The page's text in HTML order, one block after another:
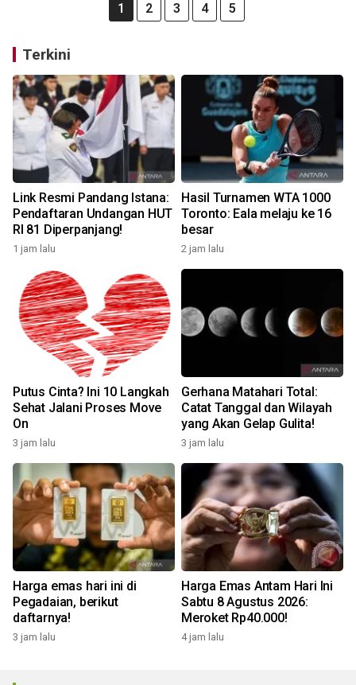
1 2 3 4 5
Terkini
Link Resmi Pandang Istana:
Pendaftaran Undangan HUT
RI 81 Diperpanjang!
1 jam lalu
Hasil Turnamen WTA 1000
Toronto: Eala melaju ke 16
besar
2 jam lalu
Putus Cinta? Ini 10 Langkah
Sehat Jalani Proses Move
On
3 jam lalu
Gerhana Matahari Total:
Catat Tanggal dan Wilayah
yang Akan Gelap Gulita!
3 jam lalu
Harga emas hari ini di
Pegadaian, berikut
daftarnya!
3 jam lalu
Harga Emas Antam Hari Ini
Sabtu 8 Agustus 2026:
Meroket Rp40.000!
4 jam lalu